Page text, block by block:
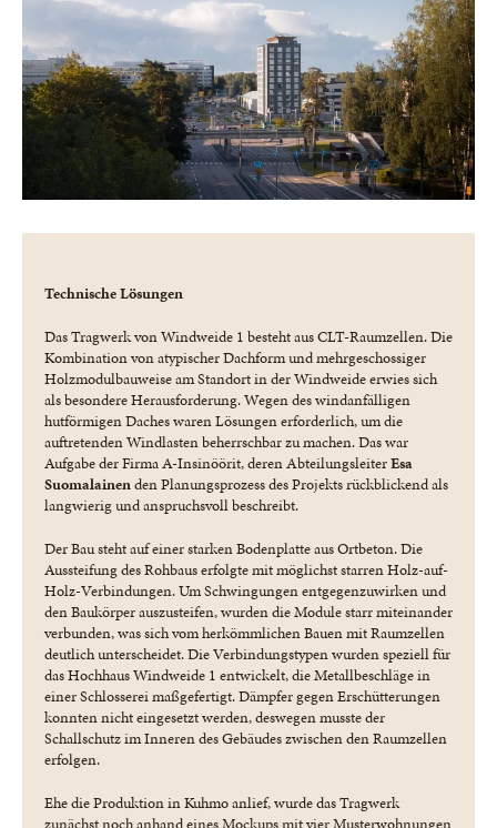
Technische Lösungen
Das Tragwerk von Windweide 1 besteht aus CLT-Raumzellen. Die
Kombination von atypischer Dachform und mehrgeschossiger
Holzmodulbauweise am Standort in der Windweide erwies sich
als besondere Herausforderung. Wegen des windanfälligen
hutförmigen Daches waren Lösungen erforderlich, um die
auftretenden Windlasten beherrschbar zu machen. Das war
Aufgabe der Firma A-Insinöörit, deren AbteilungsleiterEsa
Suomalainenden Planungsprozess des Projekts rückblickend als
langwierig und anspruchsvoll beschreibt.
Der Bau steht auf einer starken Bodenplatte aus Ortbeton. Die
Aussteifung des Rohbaus erfolgte mit möglichst starren Holz-auf-
Holz-Verbindungen. Um Schwingungen entgegenzuwirken und
den Baukörper auszusteifen, wurden die Module starr miteinander
verbunden, was sich vom herkömmlichen Bauen mit Raumzellen
deutlich unterscheidet. Die Verbindungstypen wurden speziell für
das Hochhaus Windweide 1 entwickelt, die Metallbeschläge in
einer Schlosserei maßgefertigt. Dämpfer gegen Erschütterungen
konnten nicht eingesetzt werden, deswegen musste der
Schallschutz im Inneren des Gebäudes zwischen den Raumzellen
erfolgen.
Ehe die Produktion in Kuhmo anlief, wurde das Tragwerk